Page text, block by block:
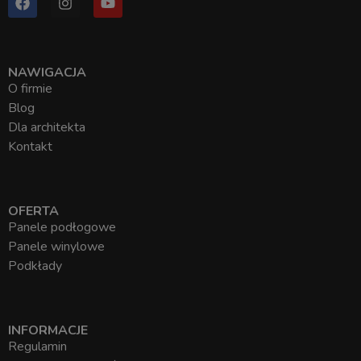
NAWIGACJA
O firmie
Blog
Dla architekta
Kontakt
OFERTA
Panele podłogowe
Panele winylowe
Podkłady
INFORMACJE
Regulamin